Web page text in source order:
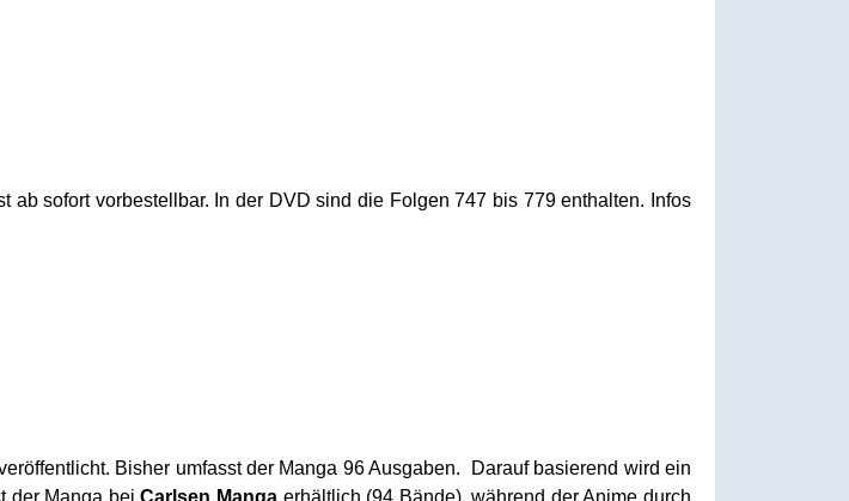
sofort vorbestellbar. In der DVD sind die Folgen 747 bis 779 enthalten. Infos
Bisher umfasst der Manga 96 Ausgaben. Darauf basierend wird ein
der Manga beiCarlsen Manga erhältlich (94 Bände), während der Anime durch